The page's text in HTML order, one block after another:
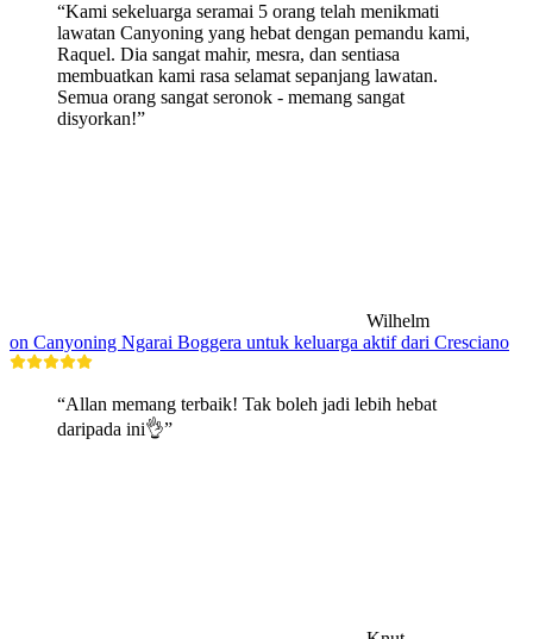
“Kami sekeluarga seramai 5 orang telah menikmati
lawatan Canyoning yang hebat dengan pemandu kami,
Raquel. Dia sangat mahir, mesra, dan sentiasa
membuatkan kami rasa selamat sepanjang lawatan.
Semua orang sangat seronok - memang sangat
disyorkan!”
Wilhelm
on Canyoning Ngarai Boggera untuk keluarga aktif dari Cresciano
“Allan memang terbaik! Tak boleh jadi lebih hebat
daripada ini👌”